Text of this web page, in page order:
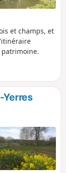
et champs, et